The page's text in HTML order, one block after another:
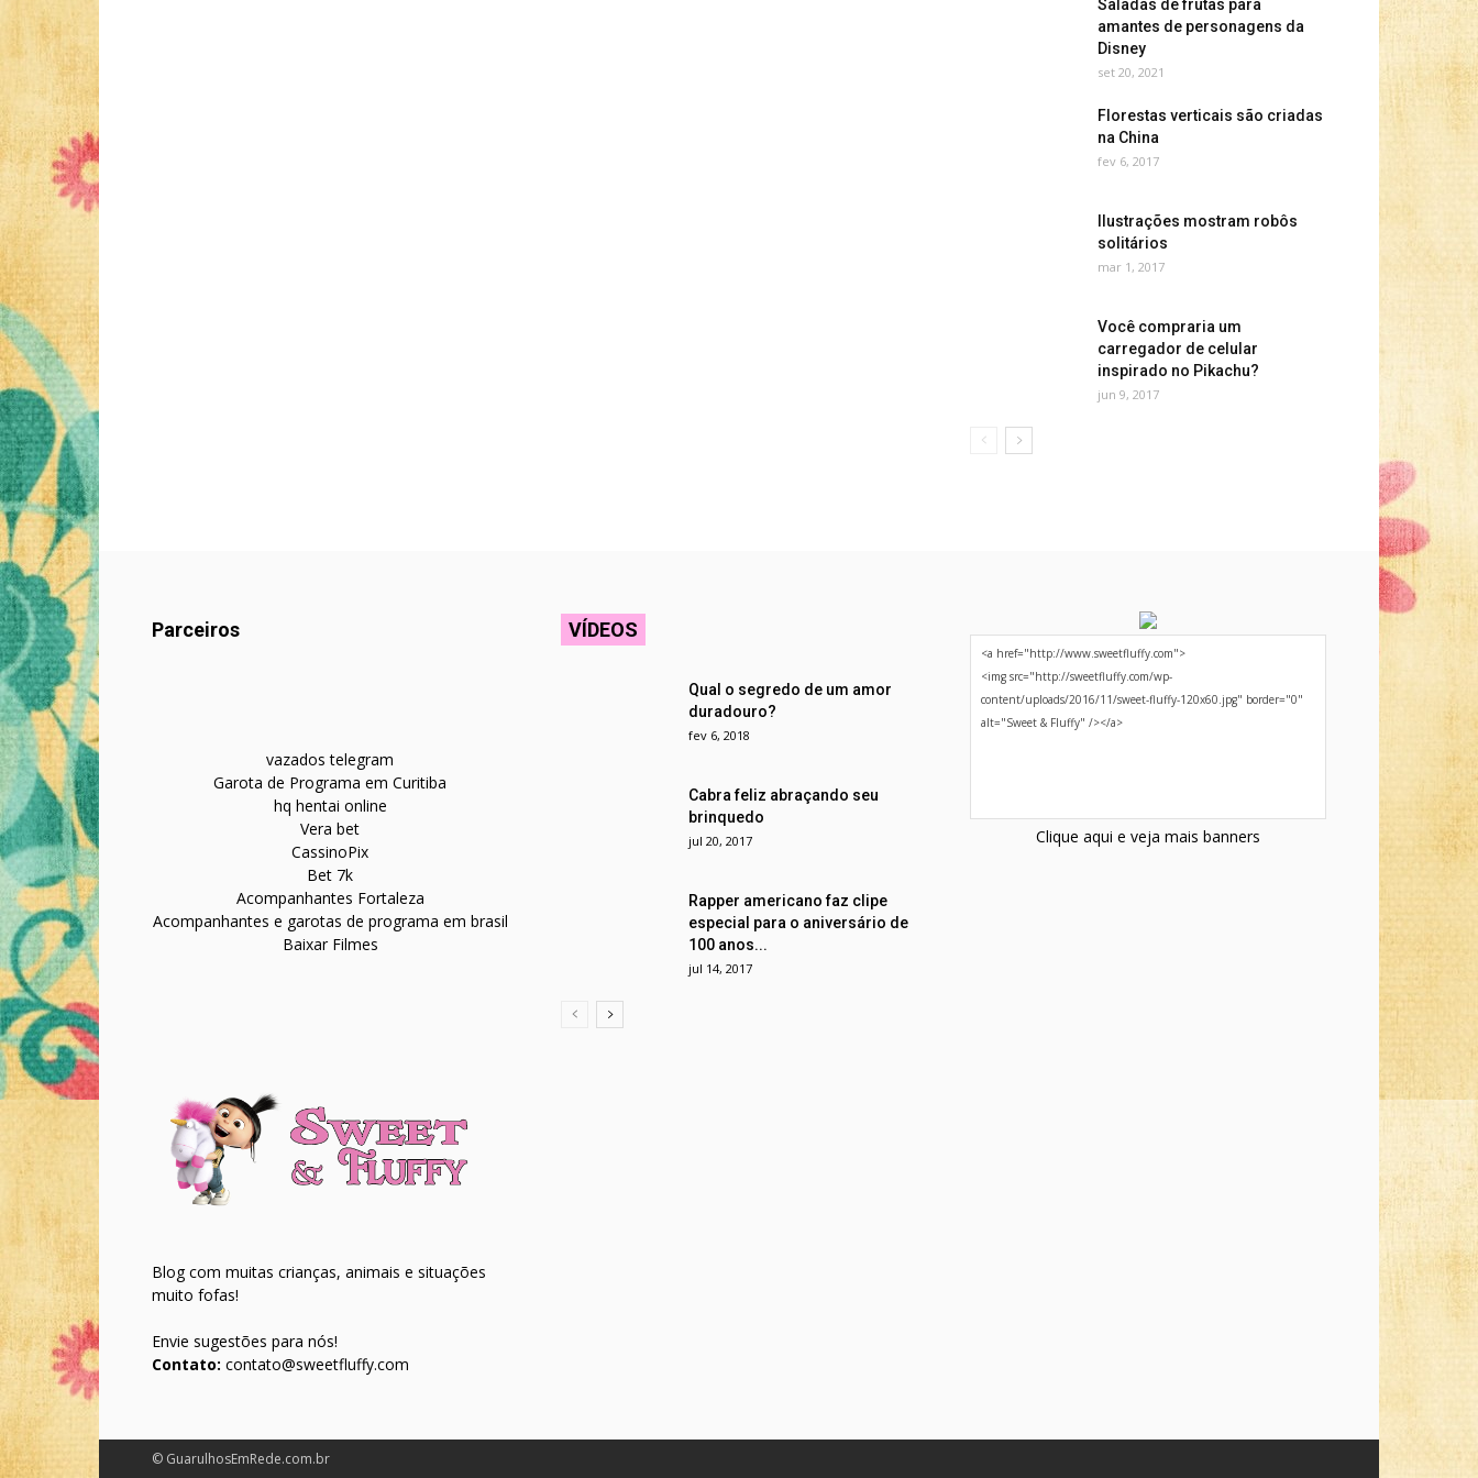
Saladas de frutas para
amantes de personagens da
Disney
set 20, 2021
Florestas verticais são criadas
na China
fev 6, 2017
Ilustrações mostram robôs
solitários
mar 1, 2017
Você compraria um
carregador de celular
inspirado no Pikachu?
jun 9, 2017
Parceiros
vazados telegram
Garota de Programa em Curitiba
hq hentai online
Vera bet
CassinoPix
Bet 7k
Acompanhantes Fortaleza
Acompanhantes e garotas de programa em brasil
Baixar Filmes
Blog com muitas crianças, animais e situações
muito fofas!
Envie sugestões para nós!
Contato: contato@sweetfluffy.com
VÍDEOS
Qual o segredo de um amor
duradouro?
fev 6, 2018
Cabra feliz abraçando seu
brinquedo
jul 20, 2017
Rapper americano faz clipe
especial para o aniversário de
100 anos...
jul 14, 2017
Clique aqui e veja mais banners
© GuarulhosEmRede.com.br